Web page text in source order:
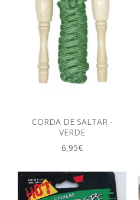
CORDA DE SALTAR -
VERDE
6,95€